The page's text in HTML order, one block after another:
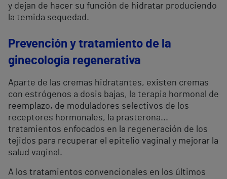
y dejan de hacer su función de hidratar produciendo
la temida sequedad.
Prevención y tratamiento de la
ginecología regenerativa
Aparte de las cremas hidratantes, existen cremas
con estrógenos a dosis bajas, la terapia hormonal de
reemplazo, de moduladores selectivos de los
receptores hormonales, la prasterona...
tratamientos enfocados en la regeneración de los
tejidos para recuperar el epitelio vaginal y mejorar la
salud vaginal.
A los tratamientos convencionales en los últimos